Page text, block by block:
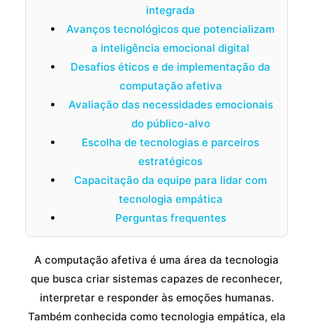
integrada
Avanços tecnológicos que potencializam
a inteligência emocional digital
Desafios éticos e de implementação da
computação afetiva
Avaliação das necessidades emocionais
do público-alvo
Escolha de tecnologias e parceiros
estratégicos
Capacitação da equipe para lidar com
tecnologia empática
Perguntas frequentes
A computação afetiva é uma área da tecnologia
que busca criar sistemas capazes de reconhecer,
interpretar e responder às emoções humanas.
Também conhecida como tecnologia empática, ela